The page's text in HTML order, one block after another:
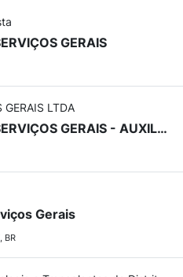
GERAIS
GERAIS LTDA
AUXILIAR DE SERVIÇOS GERAIS - AUXILIAR DE SERVIÇOS GERAIS
Gerais
BR